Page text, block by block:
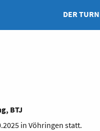
DER
BTJ
in Vöhringen statt.